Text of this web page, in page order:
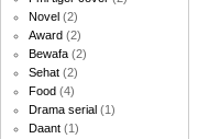
Novel (2)
Award (2)
Bewafa (2)
Sehat (2)
Food (4)
Drama serial (1)
Daant (1)